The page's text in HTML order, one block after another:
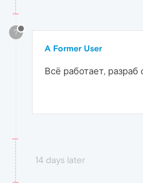
?
A Former User
Всё работает, разраб
14 days later